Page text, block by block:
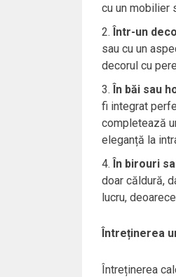
cu un mobilier
Într-un
sau cu un
decorul cu
În băi sau
fi integrat
completează
eleganță la
În birouri
doar căldură,
lucru,
Întreținerea
Întreținerea